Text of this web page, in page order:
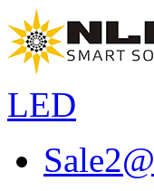
LED
Sale2@